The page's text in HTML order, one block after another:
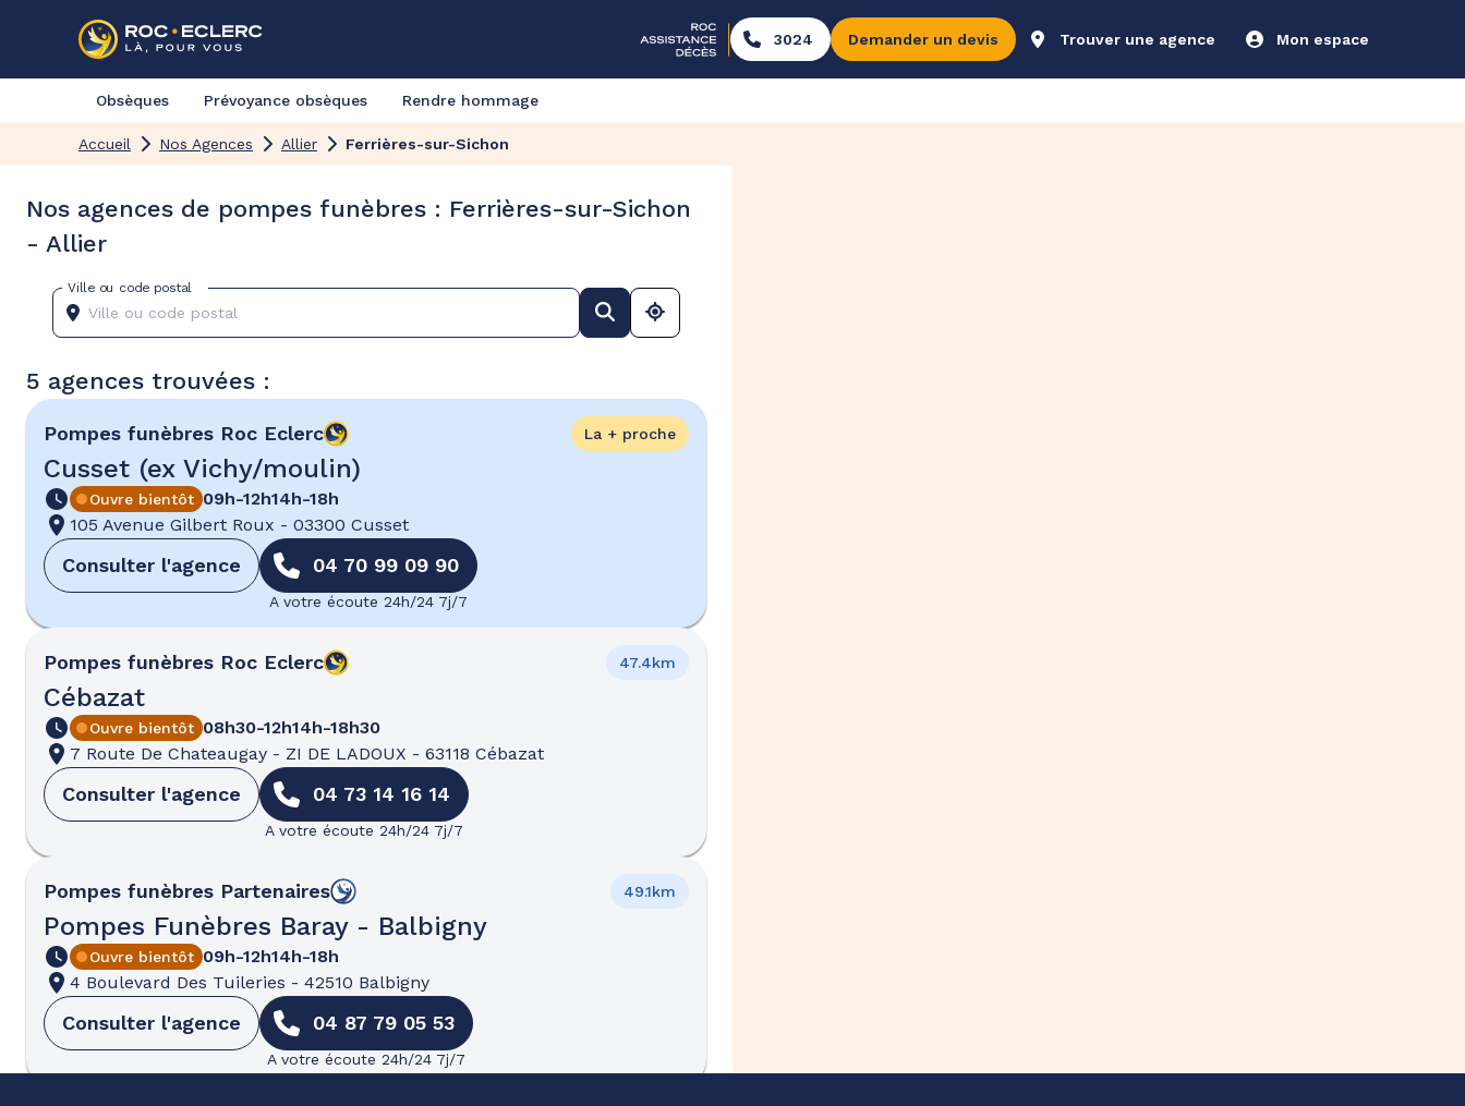
3024 Demander un devis Trouver une agence Mon espace
Obsèques Prévoyance obsèques Rendre hommage
Accueil Nos Agences Allier Ferrières-sur-Sichon
Nos agences de pompes funèbres : Ferrières-sur-Sichon
- Allier
Ville ou code postal
5 agences trouvées :
Pompes funèbres Roc Eclerc
Cusset (ex Vichy/moulin)
La + proche
Ouvre bientôt 09h-12h14h-18h
105 Avenue Gilbert Roux - 03300 Cusset
Consulter l'agence 04 70 99 09 90
A votre écoute 24h/24 7j/7
Pompes funèbres Roc Eclerc
Cébazat
47.4km
Ouvre bientôt 08h30-12h14h-18h30
7 Route De Chateaugay - ZI DE LADOUX - 63118 Cébazat
Consulter l'agence 04 73 14 16 14
A votre écoute 24h/24 7j/7
Pompes funèbres Partenaires
Pompes Funèbres Baray - Balbigny
49.1km
Ouvre bientôt 09h-12h14h-18h
4 Boulevard Des Tuileries - 42510 Balbigny
Consulter l'agence 04 87 79 05 53
A votre écoute 24h/24 7j/7